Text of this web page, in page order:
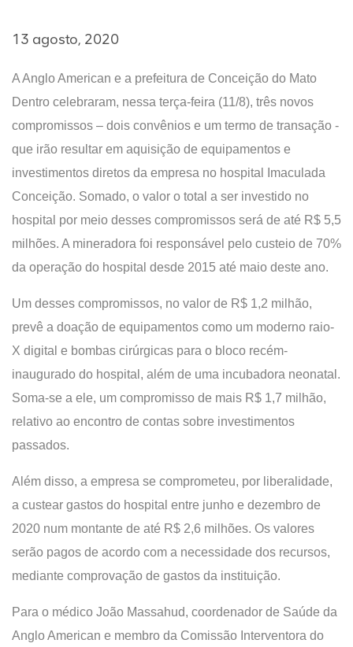
13 agosto, 2020
A Anglo American e a prefeitura de Conceição do Mato
Dentro celebraram, nessa terça-feira (11/8), três novos
compromissos – dois convênios e um termo de transação -
que irão resultar em aquisição de equipamentos e
investimentos diretos da empresa no hospital Imaculada
Conceição. Somado, o valor o total a ser investido no
hospital por meio desses compromissos será de até R$ 5,5
milhões. A mineradora foi responsável pelo custeio de 70%
da operação do hospital desde 2015 até maio deste ano.
Um desses compromissos, no valor de R$ 1,2 milhão,
prevê a doação de equipamentos como um moderno raio-
X digital e bombas cirúrgicas para o bloco recém-
inaugurado do hospital, além de uma incubadora neonatal.
Soma-se a ele, um compromisso de mais R$ 1,7 milhão,
relativo ao encontro de contas sobre investimentos
passados.
Além disso, a empresa se comprometeu, por liberalidade,
a custear gastos do hospital entre junho e dezembro de
2020 num montante de até R$ 2,6 milhões. Os valores
serão pagos de acordo com a necessidade dos recursos,
mediante comprovação de gastos da instituição.
Para o médico João Massahud, coordenador de Saúde da
Anglo American e membro da Comissão Interventora do